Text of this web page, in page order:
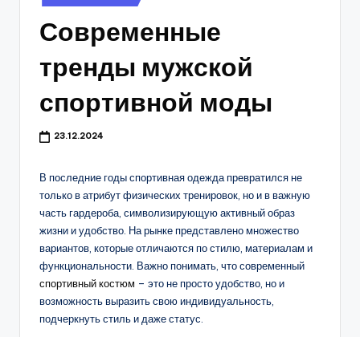
в
Современные
тренды мужской
спортивной моды
23.12.2024
В последние годы спортивная одежда превратился не
только в атрибут физических тренировок, но и в важную
часть гардероба, символизирующую активный образ
жизни и удобство. На рынке представлено множество
вариантов, которые отличаются по стилю, материалам и
функциональности. Важно понимать, что современный
спортивный костюм – это не просто удобство, но и
возможность выразить свою индивидуальность,
подчеркнуть стиль и даже статус.